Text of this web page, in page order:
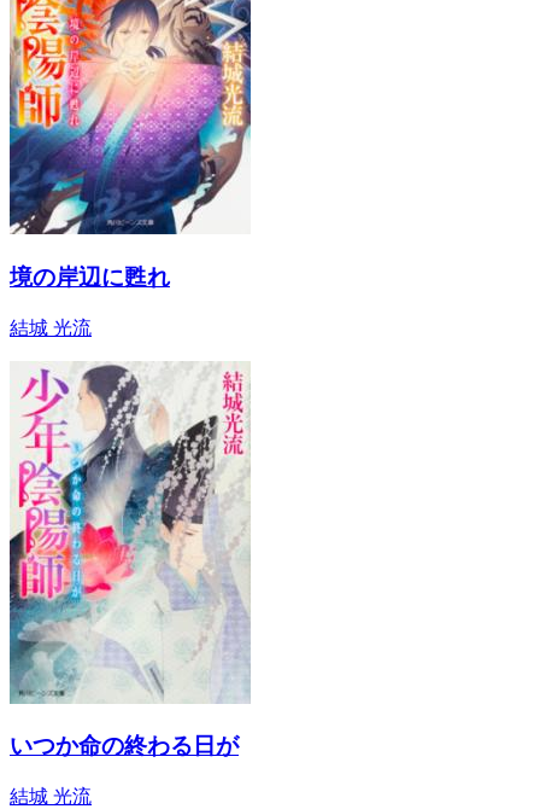
境の岸辺に甦れ
結城 光流
いつか命の終わる日が
結城 光流